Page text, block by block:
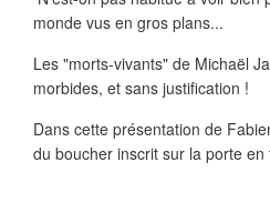
monde vus en gros plans...
Les "morts-vivants" de Michaël
morbides, et sans justification !
Dans cette présentation de
du boucher inscrit sur la porte en